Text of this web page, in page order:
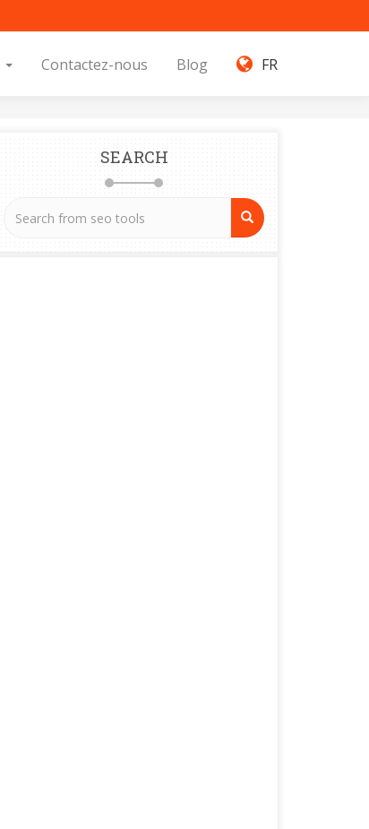
Contactez-nous Blog FR
SEARCH